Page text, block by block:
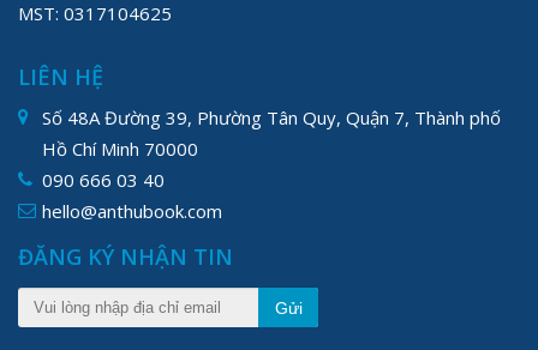
MST: 0317104625
LIÊN HỆ
Số 48A Đường 39, Phường Tân Quy, Quận 7, Thành phố
Hồ Chí Minh 70000
090 666 03 40
hello@anthubook.com
ĐĂNG KÝ NHẬN TIN
Gửi